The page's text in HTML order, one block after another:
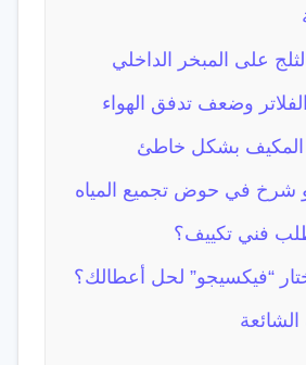
على المبخر الداخلي
وضعف تدفق الهواء
المكيف بشكل خاطئ
شرخ في حوض تجميع المياه
فني تكييف؟
“فيكسيجو” لحل أعطالك؟
الشائعة